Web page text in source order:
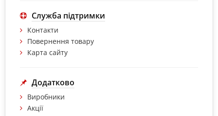
Служба підтримки
Контакти
Повернення товару
Карта сайту
Додатково
Виробники
Акції